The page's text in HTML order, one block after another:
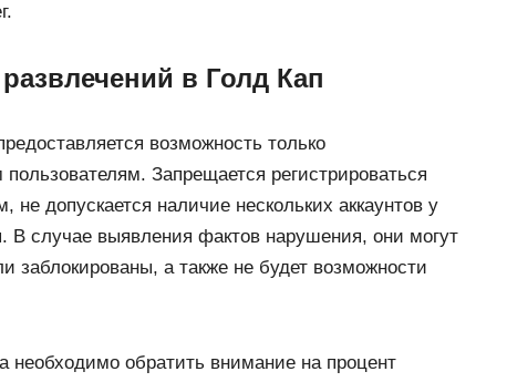
в Голд Кап
возможность только
Запрещается регистрироваться
не допускается наличие нескольких аккаунтов у
В случае выявления фактов нарушения, они могут
заблокированы, а также не будет возможности
необходимо обратить внимание на процент